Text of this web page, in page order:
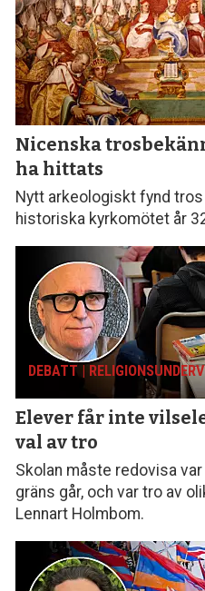
Nicenska
ha hittats
Nytt arkeologiskt fynd
historiska kyrkomötet år
DEBATT |
Elever får inte
val av tro
Skolan måste redovisa
gräns går, och var tro av
Lennart Holmbom.